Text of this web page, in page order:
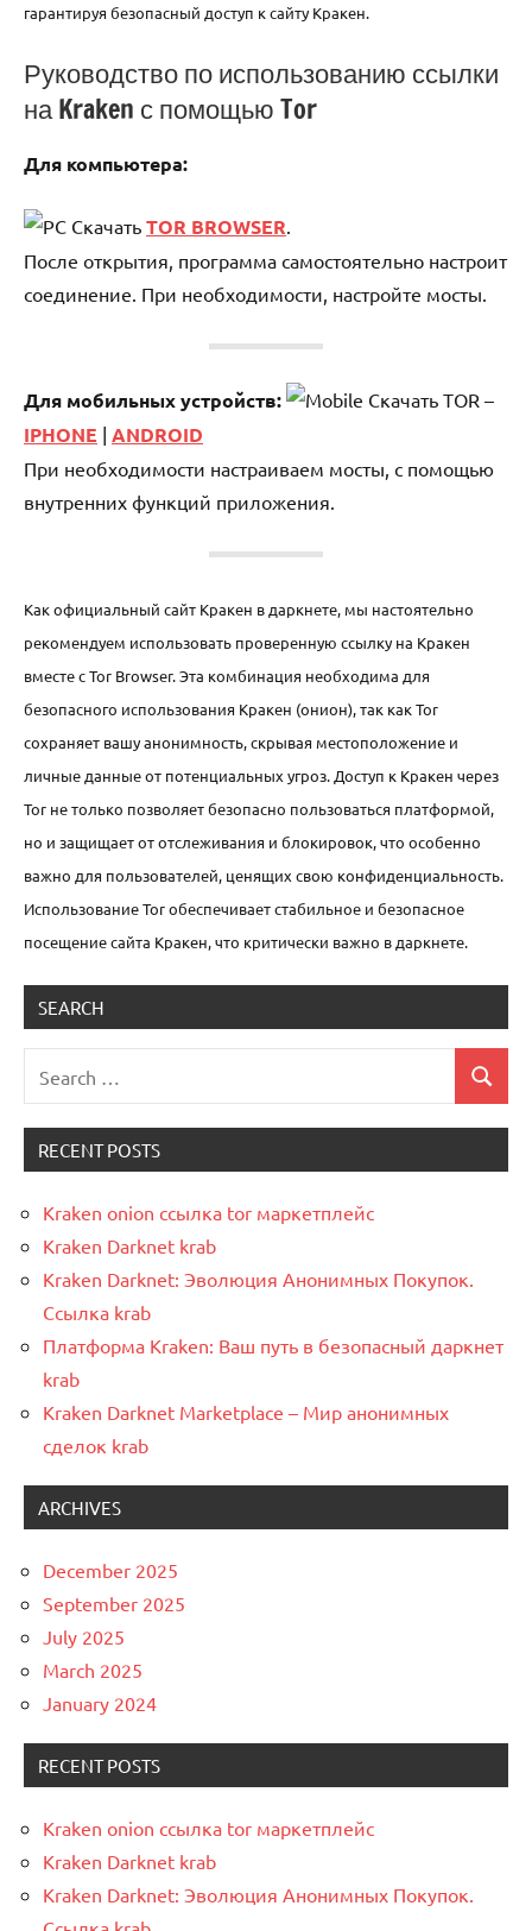
гарантируя безопасный доступ к сайту Кракен.
Руководство по использованию ссылки
на Kraken с помощью Tor
Для компьютера:
Скачать TOR BROWSER.
После открытия, программа самостоятельно настроит
соединение. При необходимости, настройте мосты.
Для мобильных устройств: Скачать TOR –
IPHONE | ANDROID
При необходимости настраиваем мосты, с помощью
внутренних функций приложения.
Как официальный сайт Кракен в даркнете, мы настоятельно
рекомендуем использовать проверенную ссылку на Кракен
вместе с Tor Browser. Эта комбинация необходима для
безопасного использования Кракен (онион), так как Tor
сохраняет вашу анонимность, скрывая местоположение и
личные данные от потенциальных угроз. Доступ к Кракен через
Tor не только позволяет безопасно пользоваться платформой,
но и защищает от отслеживания и блокировок, что особенно
важно для пользователей, ценящих свою конфиденциальность.
Использование Tor обеспечивает стабильное и безопасное
посещение сайта Кракен, что критически важно в даркнете.
Uncategorized
SEARCH
RECENT POSTS
Kraken onion ссылка tor маркетплейс
Kraken Darknet krab
Kraken Darknet: Эволюция Анонимных Покупок.
Ссылка krab
Платформа Kraken: Ваш путь в безопасный даркнет
krab
Kraken Darknet Marketplace – Мир анонимных
сделок krab
ARCHIVES
December 2025
September 2025
July 2025
March 2025
January 2024
RECENT POSTS
Kraken onion ссылка tor маркетплейс
Kraken Darknet krab
Kraken Darknet: Эволюция Анонимных Покупок.